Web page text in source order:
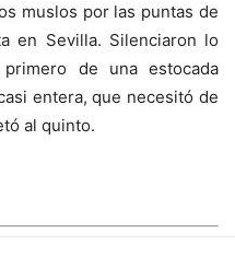
muslos por las puntas de
en Sevilla. Silenciaron lo
de una estocada
entera, que necesitó de
al quinto.